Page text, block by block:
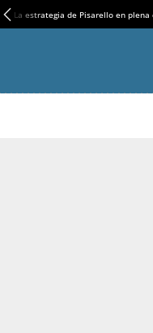
La estrategia de Pisarello en plena